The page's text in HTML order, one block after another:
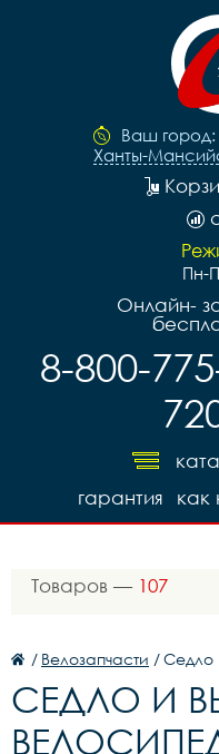
Ваш город:
Ханты-
Пн-
Онлайн-
8-800-
как
гарантия
Товаров — 107
/ Велозапчасти /Седло
СЕДЛО И